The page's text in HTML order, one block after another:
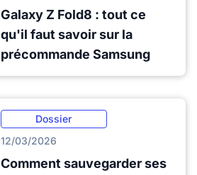
Galaxy Z Fold8 : tout ce
qu'il faut savoir sur la
précommande Samsung
Dossier
12/03/2026
Comment sauvegarder ses